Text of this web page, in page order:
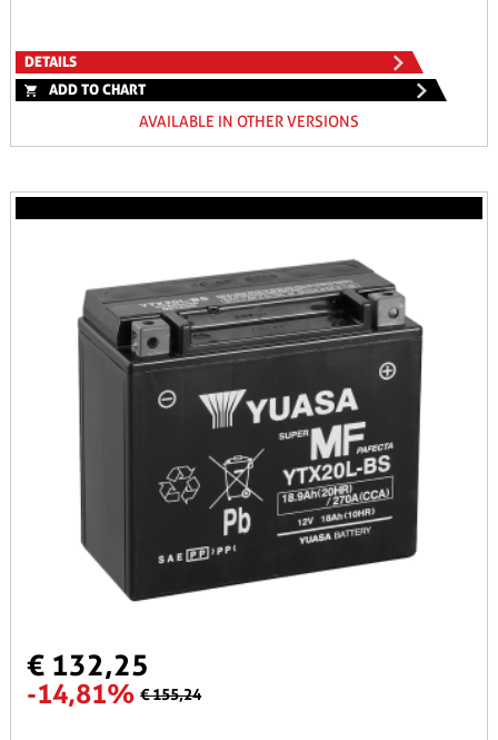
DETAILS
ADD TO CHART
AVAILABLE IN OTHER VERSIONS
€ 132,25
-14,81% € 155,24